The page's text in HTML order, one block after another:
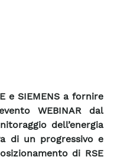
e SIEMENS a fornire
WEBINAR dal
dell’energia
di un progressivo e
di RSE